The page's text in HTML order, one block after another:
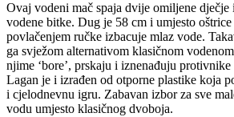
Ovaj vodeni mač spaja dvije omiljene dječje
vodene bitke. Dug je 58 cm i umjesto
povlačenjem ručke izbacuje mlaz vode.
ga svježom alternativom klasičnom
njime ‘bore’, prskaju i iznenađuju
Lagan je i izrađen od otporne plastike koja
i cjelodnevnu igru. Zabavan izbor za sve
vodu umjesto klasičnog dvoboja.